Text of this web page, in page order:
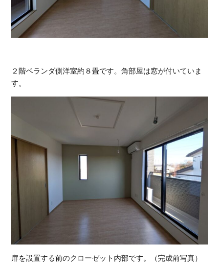
２階ベランダ側洋室約８畳です。角部屋は窓が付いていま
す。
扉を設置する前のクローゼット内部です。（完成前写真）